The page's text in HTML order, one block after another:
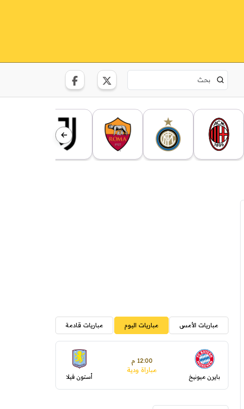
مباريات الأمس مباريات اليوم مباريات قادمة
بايرن ميونيخ
12:00 م
مباراة ودية
أستون فيلا